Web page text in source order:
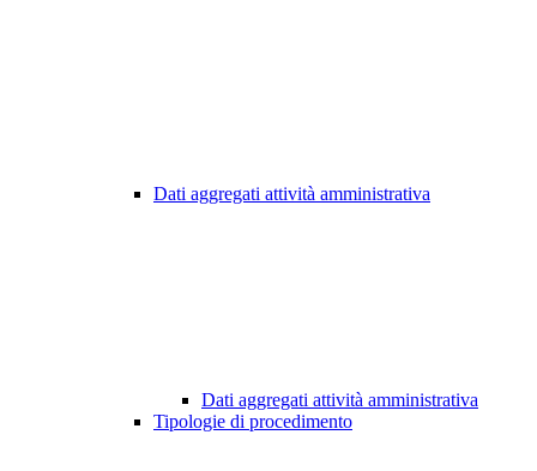
Dati aggregati attività amministrativa
Dati aggregati attività amministrativa
Tipologie di procedimento